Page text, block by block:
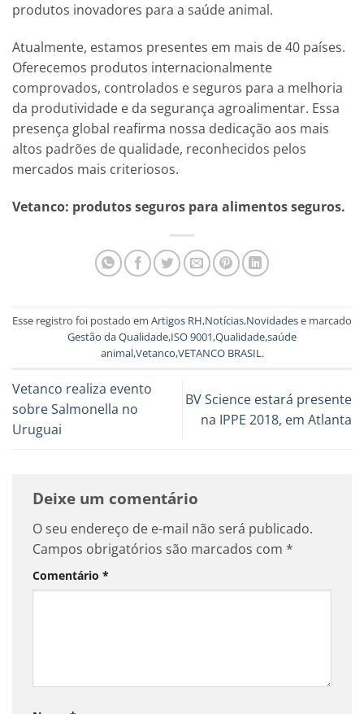
produtos inovadores para a saúde animal.
Atualmente, estamos presentes em mais de 40 países.
Oferecemos produtos internacionalmente
comprovados, controlados e seguros para a melhoria
da produtividade e da segurança agroalimentar. Essa
presença global reafirma nossa dedicação aos mais
altos padrões de qualidade, reconhecidos pelos
mercados mais criteriosos.
Vetanco: produtos seguros para alimentos seguros.
Esse registro foi postado em Artigos RH,Notícias,Novidadese marcado
Gestão da Qualidade,ISO 9001,Qualidade,saúde
animal,Vetanco,VETANCO BRASIL.
Vetanco realiza evento
sobre Salmonella no
Uruguai
BV Science estará presente
na IPPE 2018, em Atlanta
Deixe um comentário
O seu endereço de e-mail não será publicado.
Campos obrigatórios são marcados com *
Comentário *